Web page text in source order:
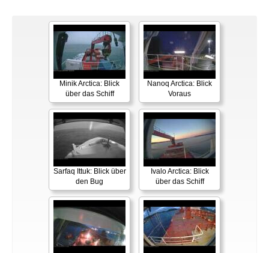
Minik Arctica: Blick
über das Schiff
Nanoq Arctica: Blick
Voraus
Sarfaq Ittuk: Blick über
den Bug
Ivalo Arctica: Blick
über das Schiff